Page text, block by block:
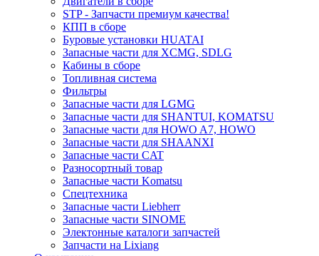
STP - Запчасти премиум качества!
КПП в сборе
Буровые установки HUATAI
Запасные части для XCMG, SDLG
Кабины в сборе
Топливная система
Фильтры
Запасные части для LGMG
Запасные части для SHANTUI, KOMATSU
Запасные части для HOWO A7, HOWO
Запасные части для SHAANXI
Запасные части CAT
Разносортный товар
Запасные части Komatsu
Спецтехника
Запасные части Liebherr
Запасные части SINOME
Электонные каталоги запчастей
Запчасти на Lixiang